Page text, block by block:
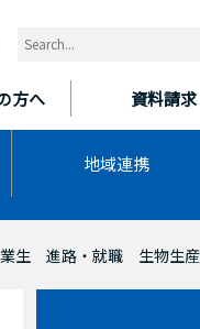
方へ 資料請求
地域連携
業生 進路・就職 生物生